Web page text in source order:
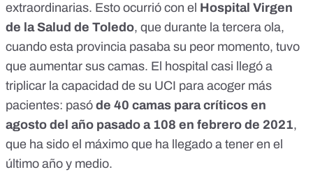
extraordinarias. Esto ocurrió con el Hospital Virgen
de la Salud de Toledo, que durante la tercera ola,
cuando esta provincia pasaba su peor momento, tuvo
que aumentar sus camas. El hospital casi llegó a
triplicar la capacidad de su UCI para acoger más
pacientes: pasó de 40 camas para críticos en
agosto del año pasado a 108 en febrero de 2021,
que ha sido el máximo que ha llegado a tener en el
último año y medio.